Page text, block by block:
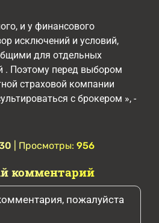
и у финансового
исключений и условий,
для отдельных
. Поэтому перед выбором
страховой компании
с брокером », -
| Просмотры: 956
комментарий
пожалуйста